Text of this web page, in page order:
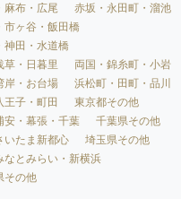
麻布・広尾
赤坂・永田町・溜池
市ヶ谷・飯田橋
神田・水道橋
草・日暮里
両国・錦糸町・小岩
岸・お台場
浜松町・田町・品川
王子・町田
東京都その他
安・幕張・千葉
千葉県その他
いたま新都心
埼玉県その他
なとみらい・新横浜
その他